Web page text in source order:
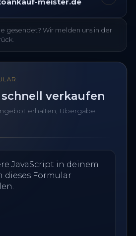
gesendet? Wir melden uns in der
verkaufen
erhalten, Übergabe
JavaScript in deinem
dieses Formular